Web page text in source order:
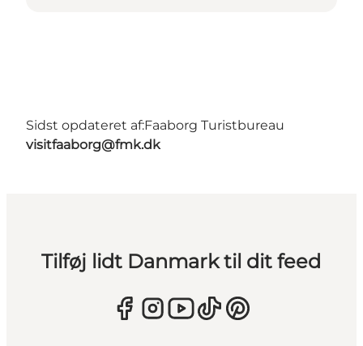
Sidst opdateret af:Faaborg Turistbureau
visitfaaborg@fmk.dk
Tilføj lidt Danmark til dit feed